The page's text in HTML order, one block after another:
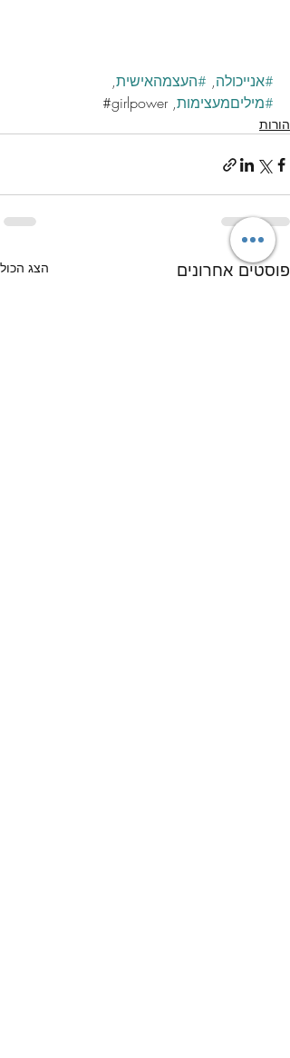
#אנייכולה, #העצמהאישית,
#מיליםמעצימות, girlpower#
הורות
פוסטים אחרונים הצג הכול